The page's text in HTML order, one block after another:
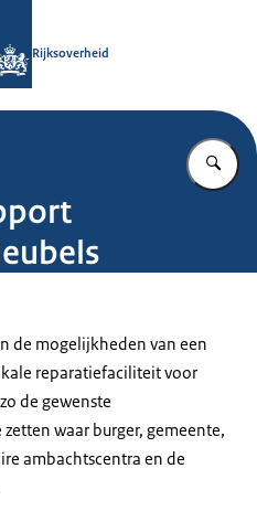
Rijksoverheid
de mogelijkheden van een
reparatiefaciliteit voor
de gewenste
waar burger, gemeente,
ambachtscentra en de